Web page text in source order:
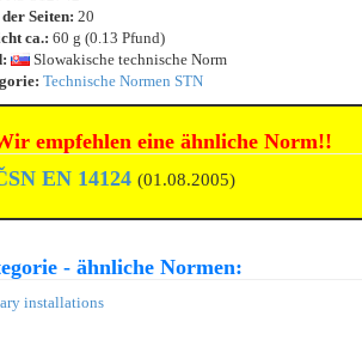
Seiten: 20
ca.: 60 g (0.13 Pfund)
Slowakische technische Norm
Technische Normen STN
empfehlen eine ähnliche Norm!!
EN 14124 (01.08.2005)
- ähnliche Normen:
installations